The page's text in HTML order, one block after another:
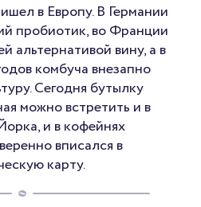
в Европу. В Германии
пробиотик, во Франции
альтернативой вину, а в
комбуча внезапно
Сегодня бутылку
можно встретить и в
и в кофейнях
вписался в
карту.